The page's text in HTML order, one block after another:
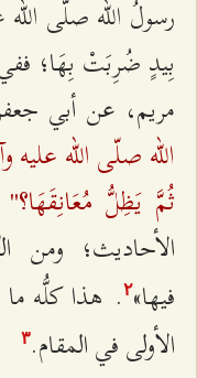
رسولُ الله صلّى
بِيدٍ ضُرِبَتْ بِهَا؛
مريم، عن أبي
الله صلّى الله
ثُمَّ يَظِلُّ مُعَانِقَهَا؟"
الأحاديث؛ ومن
فيها»٢. هذا كلُّه ما
الأولى في المقام.٣